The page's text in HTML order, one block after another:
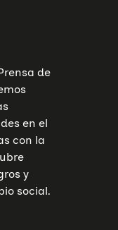
de
en el
con la
y
social.